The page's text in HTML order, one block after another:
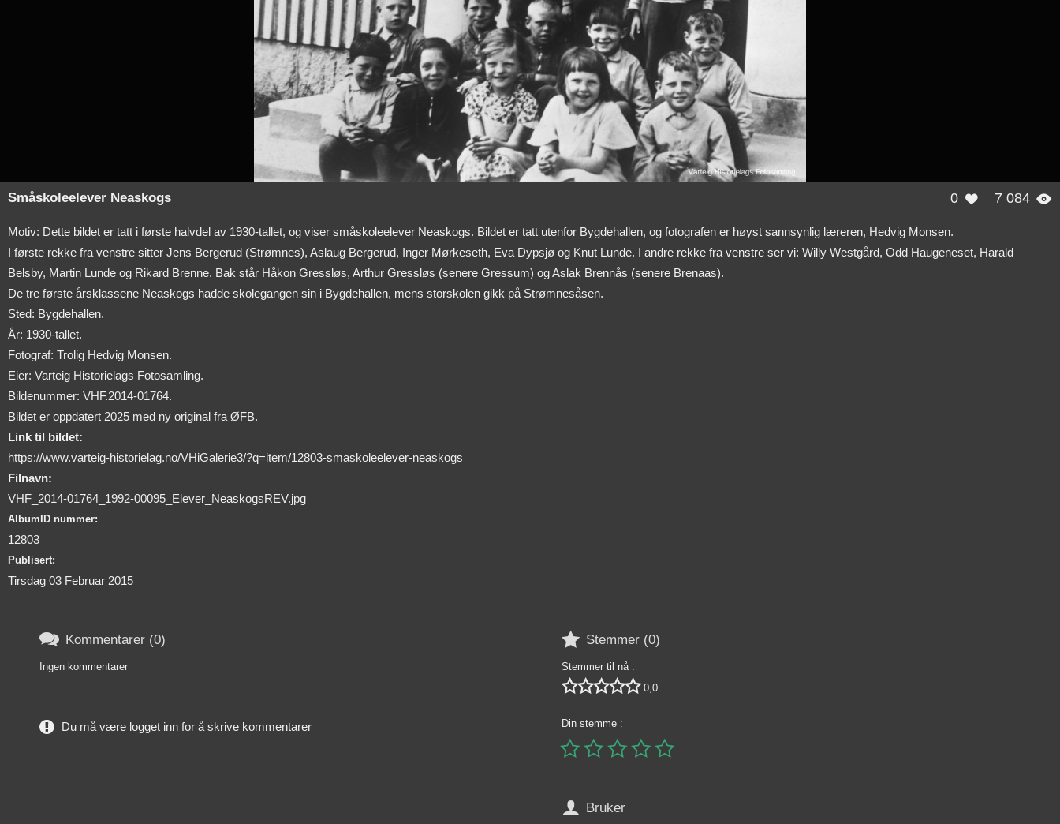
0  7 084 
Småskoleelever Neaskogs
Motiv: Dette bildet er tatt i første halvdel av 1930-tallet, og viser småskoleelever Neaskogs. Bildet er tatt utenfor Bygdehallen, og fotografen er høyst sannsynlig læreren, Hedvig Monsen.
I første rekke fra venstre sitter Jens Bergerud (Strømnes), Aslaug Bergerud, Inger Mørkeseth, Eva Dypsjø og Knut Lunde. I andre rekke fra venstre ser vi: Willy Westgård, Odd Haugeneset, Harald
Belsby, Martin Lunde og Rikard Brenne. Bak står Håkon Gressløs, Arthur Gressløs (senere Gressum) og Aslak Brennås (senere Brenaas).
De tre første årsklassene Neaskogs hadde skolegangen sin i Bygdehallen, mens storskolen gikk på Strømnesåsen.
Sted: Bygdehallen.
År: 1930-tallet.
Fotograf: Trolig Hedvig Monsen.
Eier: Varteig Historielags Fotosamling.
Bildenummer: VHF.2014-01764.
Bildet er oppdatert 2025 med ny original fra ØFB.
Link til bildet:
https://www.varteig-historielag.no/VHiGalerie3/?q=item/12803-smaskoleelever-neaskogs
Filnavn:
VHF_2014-01764_1992-00095_Elever_NeaskogsREV.jpg
AlbumID nummer:
12803
Publisert:
Tirsdag 03 Februar 2015
 Stemmer (0)
Stemmer til nå :
 0,0
Din stemme :

 Bruker
 Kommentarer (0)
Ingen kommentarer
Du må være logget inn for å skrive kommentarer